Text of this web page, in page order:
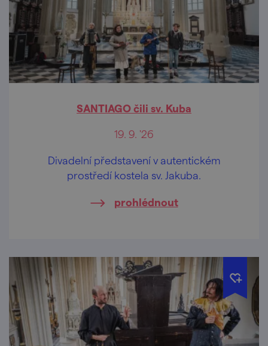
SANTIAGO čili sv. Kuba
19. 9. '26
Divadelní představení v autentickém
prostředí kostela sv. Jakuba.
prohlédnout